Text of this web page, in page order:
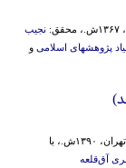
نجیب
پژو‌هشها‌ی‌ ‌اسلامی‌ و
، چاپ اول، تهران، ۱۳۹۰ش.، با
آق‌قلعه